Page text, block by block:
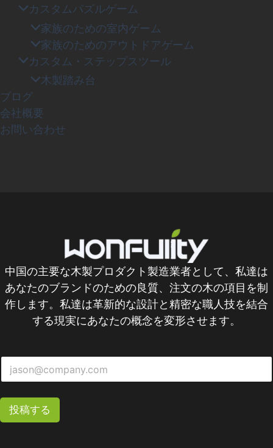
カスタムパズルゲーム
家族のための室内ゲーム
家族のためのアウトドアゲーム
カスタム・ステップスツール
木製踏み台
ブログ
会社概要
お問い合わせ
中国の主要な木製プロダクト製造業者として、私達は
あなたのブランドのための良質、注文の木の項目を制
作します。私達は革新的な設計と精密な職人技を結合
する現実にあなたの概念を変形させます。
投稿する